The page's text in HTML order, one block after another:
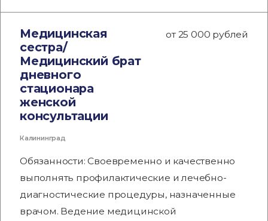
Медицинская
сестра/
Медицинский брат
дневного
стационара
женской
консультации
от 25 000 рублей
Калининград
Обязанности: Своевременно и качественно
выполнять профилактические и лечебно-
диагностические процедуры, назначенные
врачом. Ведение медицинской